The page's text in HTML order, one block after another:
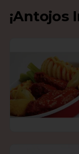
¡Antojos